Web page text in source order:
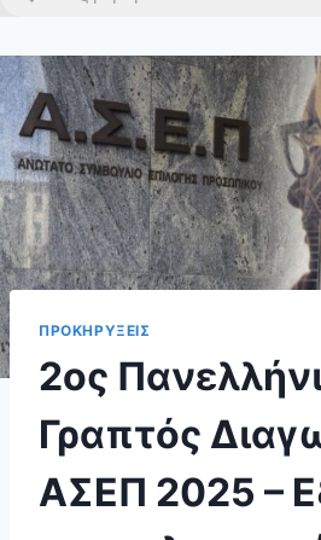
ΠΡΟΚΗΡΥΞΕΙΣ
2ος
Γραπτός
ΑΣΕΠ 2025 –